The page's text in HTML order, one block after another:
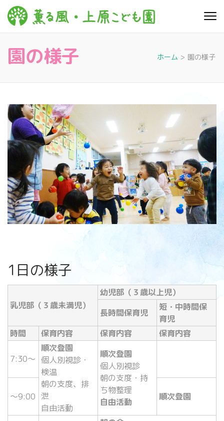
(Enter
原こど
心豊かに 明るく す
園の様子 ホーム > 園の様子
1日の様子
乳児部（３歳未満児）
幼児部（３歳以上児）
長時間保育児
短・中時間保
育児
時間
保育内容 保育内容 保育内容
7:30～
順次登園
個人別視診・
検温
朝の支度、排
泄
自由活動
順次登園
個人別視診
朝の支度・持
ち物整理
自由活動
～9:00 順次登園